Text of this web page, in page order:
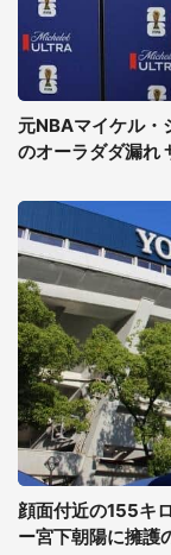
元NBAマイケル・
のオーラダダ漏れ
顔面付近の155キ
ー宮下朝陽に擁護